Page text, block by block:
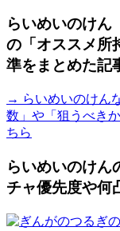
らいめいのけん
の「オススメ所
準をまとめた記
→ らいめいのけん
数」や「狙うべき
ちら
らいめいのけん
チャ優先度や何